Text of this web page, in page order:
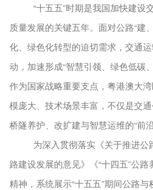
“十五五”时期是我国加快建设
质量发展的关键五年。面对公路“建
化、绿色化转型的迫切需求，交通
动，加速形成“智慧引领、绿色低碳
作为国家战略重要支点，粤港澳大
模庞大、技术场景丰富，不仅是交
桥隧养护、改扩建与智慧运维的“前沿
为深入贯彻落实《关于推进
路建设发展的意见》《“十四五”公
精神，系统展示“十五五”期间公路与